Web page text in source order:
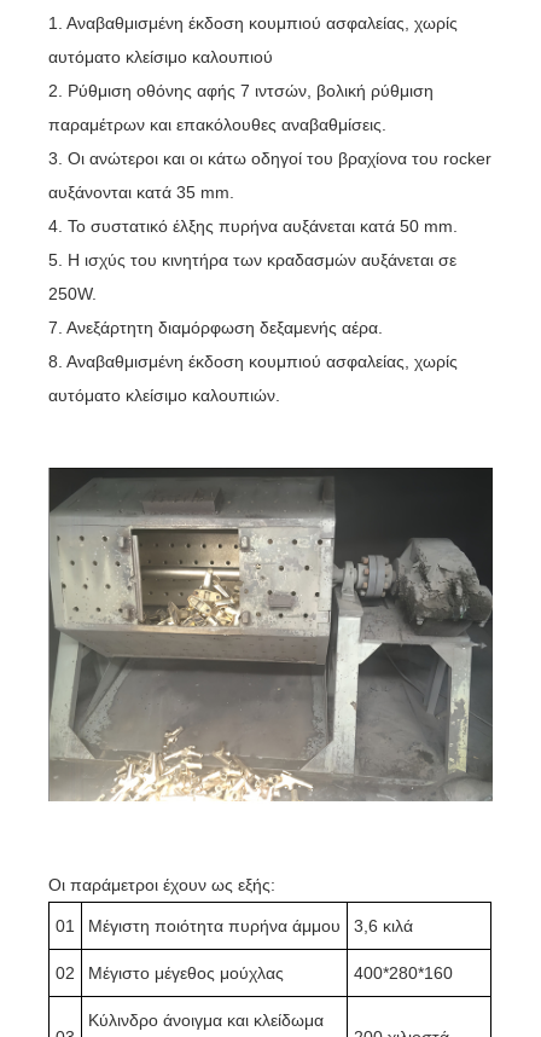
1. Αναβαθμισμένη έκδοση κουμπιού ασφαλείας, χωρίς
αυτόματο κλείσιμο καλουπιού
2. Ρύθμιση οθόνης αφής 7 ιντσών, βολική ρύθμιση
παραμέτρων και επακόλουθες αναβαθμίσεις.
3. Οι ανώτεροι και οι κάτω οδηγοί του βραχίονα του rocker
αυξάνονται κατά 35 mm.
4. Το συστατικό έλξης πυρήνα αυξάνεται κατά 50 mm.
5. Η ισχύς του κινητήρα των κραδασμών αυξάνεται σε
250W.
7. Ανεξάρτητη διαμόρφωση δεξαμενής αέρα.
8. Αναβαθμισμένη έκδοση κουμπιού ασφαλείας, χωρίς
αυτόματο κλείσιμο καλουπιών.
Οι παράμετροι έχουν ως εξής:
01 Μέγιστη ποιότητα πυρήνα άμμου 3,6 κιλά
02 Μέγιστο μέγεθος μούχλας 400*280*160
Κύλινδρο άνοιγμα και κλείδωμα